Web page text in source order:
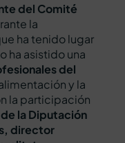
del Comité
la
ha tenido lugar
ha asistido una
del
y la
la participación
la Diputación
director